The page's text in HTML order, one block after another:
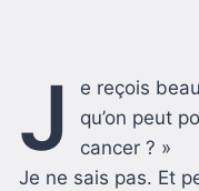
J
e reçois
qu’on peut
cancer ? »
Je ne sais pas. Et